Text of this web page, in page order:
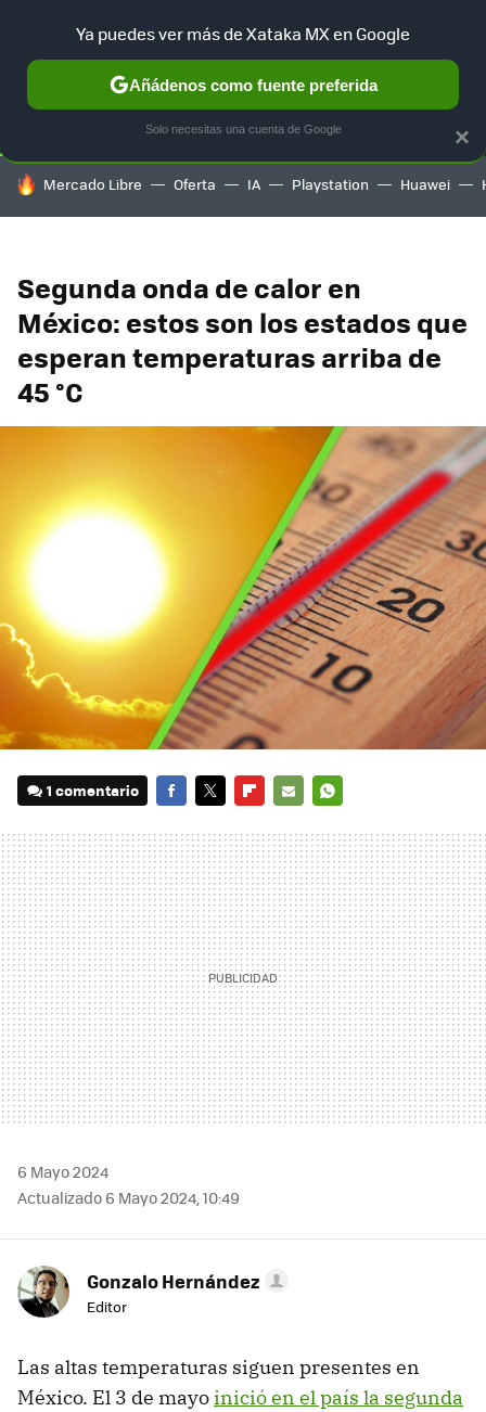
SELECCIÓN GAMING HOME AUTO TERRITORIO
HOY SE HABLA DE
Mercado Libre Oferta IA Playstation Huawei
Segunda onda de calor en
México: estos son los estados que
esperan temperaturas arriba de
45 °C
1 comentario
MAIL
6 Mayo 2024
Actualizado 6 Mayo 2024, 10:49
Gonzalo Hernández
Editor
Las altas temperaturas siguen presentes en
México. El 3 de mayoinició en el país la segunda
×
Ya puedes ver más de Xataka MX en Google
Añádenos como fuente preferida
Solo necesitas una cuenta de Google